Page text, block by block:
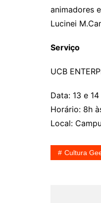
animadores
Lucinei
Serviço
UCB
Data: 13 e
Horário: 8h
Local:
Cultura